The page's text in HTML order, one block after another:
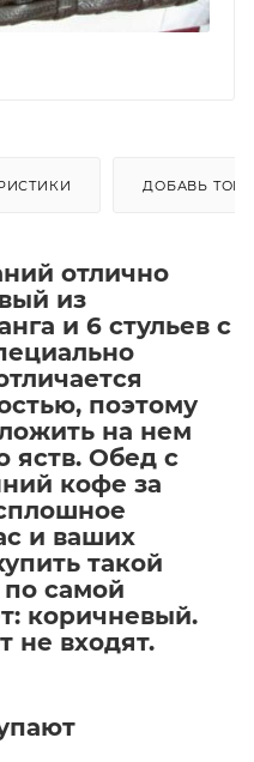
ДОБАВЬ
отлично
из
и 6 стульев с
поэтому
на нем
яств. Обед с
кофе за
и ваших
такой
самой
коричневый.
не входят.